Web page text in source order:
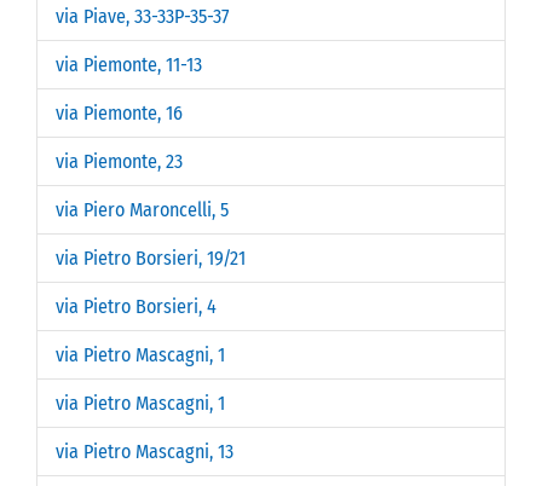
via Piave, 33-33P-35-37
via Piemonte, 11-13
via Piemonte, 16
via Piemonte, 23
via Piero Maroncelli, 5
via Pietro Borsieri, 19/21
via Pietro Borsieri, 4
via Pietro Mascagni, 1
via Pietro Mascagni, 1
via Pietro Mascagni, 13